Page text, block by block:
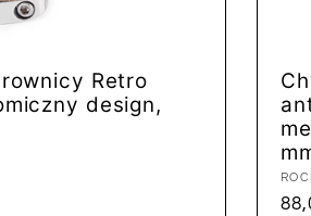
Retro
design,